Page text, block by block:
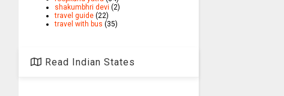
shakumbhri devi (2)
travel guide (22)
travel with bus (35)
Read Indian States